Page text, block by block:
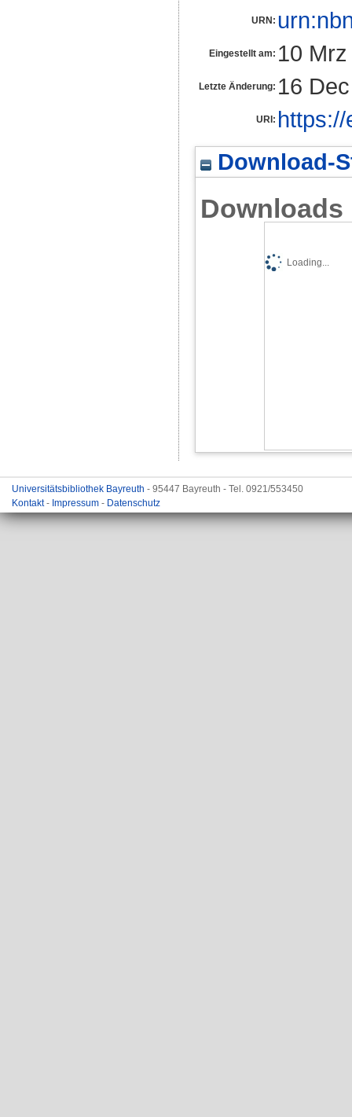
URN:
Eingestellt am: 10
Letzte Änderung: 16
URI:
Download-
Downloads
Loading...
Universitätsbibliothek Bayreuth - 95447 Bayreuth - Tel. 0921/553450
Kontakt- Impressum - Datenschutz